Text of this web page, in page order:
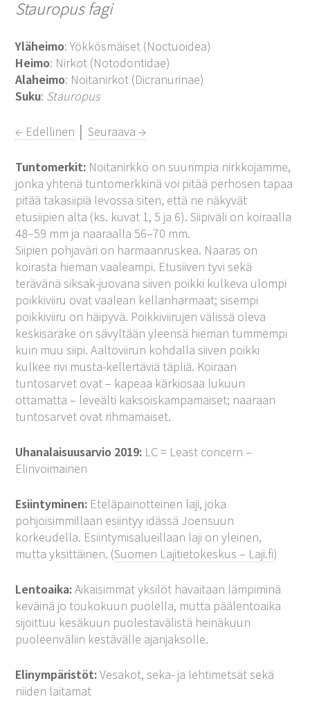
Stauropus fagi
Yläheimo: Yökkösmäiset (Noctuoidea)
Heimo: Nirkot (Notodontidae)
Alaheimo: Noitanirkot (Dicranurinae)
Suku: Stauropus
← Edellinen │Seuraava →
Tuntomerkit: Noitanirkko on suurimpia nirkkojamme,
jonka yhtenä tuntomerkkinä voi pitää perhosen tapaa
pitää takasiipiä levossa siten, että ne näkyvät
etusiipien alta (ks. kuvat 1, 5 ja 6). Siipiväli on koiraalla
48–59 mm ja naaraalla 56–70 mm.
Siipien pohjaväri on harmaanruskea. Naaras on
koirasta hieman vaaleampi. Etusiiven tyvi sekä
terävänä siksak-juovana siiven poikki kulkeva ulompi
poikkiviiru ovat vaalean kellanharmaat; sisempi
poikkiviiru on häipyvä. Poikkiviirujen välissä oleva
keskisarake on sävyltään yleensä hieman tummempi
kuin muu siipi. Aaltoviirun kohdalla siiven poikki
kulkee rivi musta-kellertäviä täpliä. Koiraan
tuntosarvet ovat – kapeaa kärkiosaa lukuun
ottamatta – leveälti kaksoiskampamaiset; naaraan
tuntosarvet ovat rihmamaiset.
Uhanalaisuusarvio 2019: LC = Least concern –
Elinvoimainen
Esiintyminen: Eteläpainotteinen laji, joka
pohjoisimmillaan esiintyy idässä Joensuun
korkeudella. Esiintymisalueillaan laji on yleinen,
mutta yksittäinen. (Suomen Lajitietokeskus – Laji.fi)
Lentoaika:Aikaisimmat yksilöt havaitaan lämpiminä
keväinä jo toukokuun puolella, mutta päälentoaika
sijoittuu kesäkuun puolestavälistä heinäkuun
puoleenväliin kestävälle ajanjaksolle.
Elinympäristöt:Vesakot, seka- ja lehtimetsät sekä
niiden laitamat